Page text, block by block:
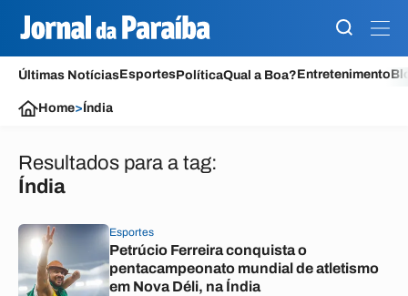
Últimas NotíciasEsportesPolíticaQual a Boa?Entretenimento
Home>Índia
Resultados para a tag:
Índia
Esportes
Petrúcio Ferreira conquista o
pentacampeonato mundial de atletismo
em Nova Déli, na Índia